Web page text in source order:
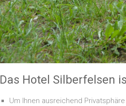
Das Hotel Silberfelsen
Um Ihnen ausreichend